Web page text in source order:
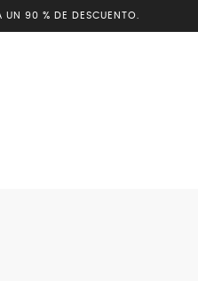
UN 90 % DE DESCUENTO.